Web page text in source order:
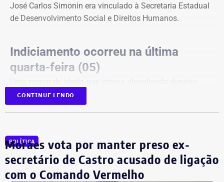
José Carlos Simonin era vinculado à Secretaria Estadual
de Desenvolvimento Social e Direitos Humanos.
Indiciamento ocorreu na última
quarta-feira (05)
uma festa em Botafogo, na Zona Sul do Rio, disse que
Vitor Hugo a forçou a fazer sexo oral, apesar de ela ter
tentou tocar a vítima sem consentimento em diferentes
momentos da festa. Segundo os depoimentos, ela teria
contado, aos prantos, o que havia acontecido.
CONTINUE LENDO
POLÍTICA
Moraes vota por manter preso ex-
secretário de Castro acusado de ligação
com o Comando Vermelho